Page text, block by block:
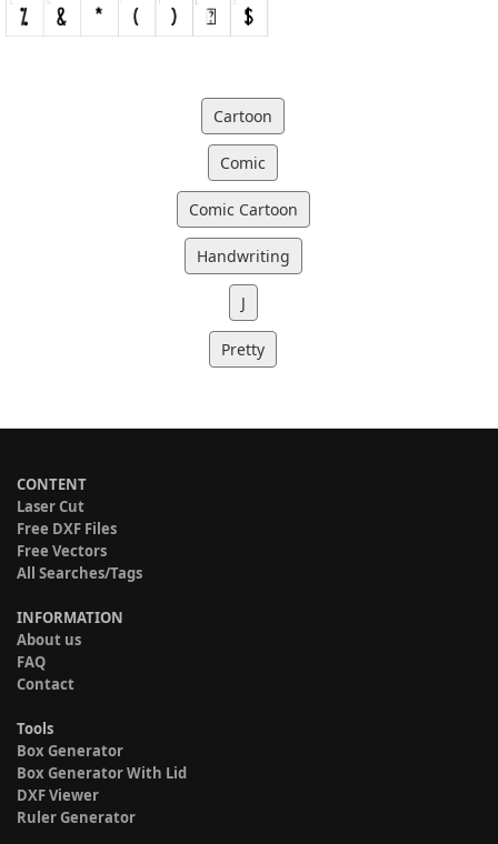
Cartoon
Comic
Comic Cartoon
Handwriting
J
Pretty
CONTENT
Laser Cut
Free DXF Files
Free Vectors
All Searches/Tags
INFORMATION
About us
FAQ
Contact
Tools
Box Generator
Box Generator With Lid
DXF Viewer
Ruler Generator